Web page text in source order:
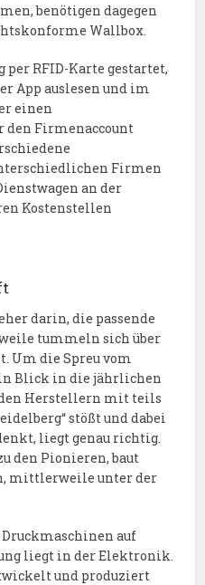
benötigen dagegen
Wallbox.
per RFID-Karte gestartet,
App auslesen und im
einen
den Firmenaccount
Firmen
an der
Kostenstellen
darin, die passende
tummeln sich über
Um die Spreu vom
Blick in die jährlichen
Herstellern mit teils
stößt und dabei
liegt genau richtig.
den Pionieren, baut
mittlerweile unter der
auf
liegt in der Elektronik.
und produziert